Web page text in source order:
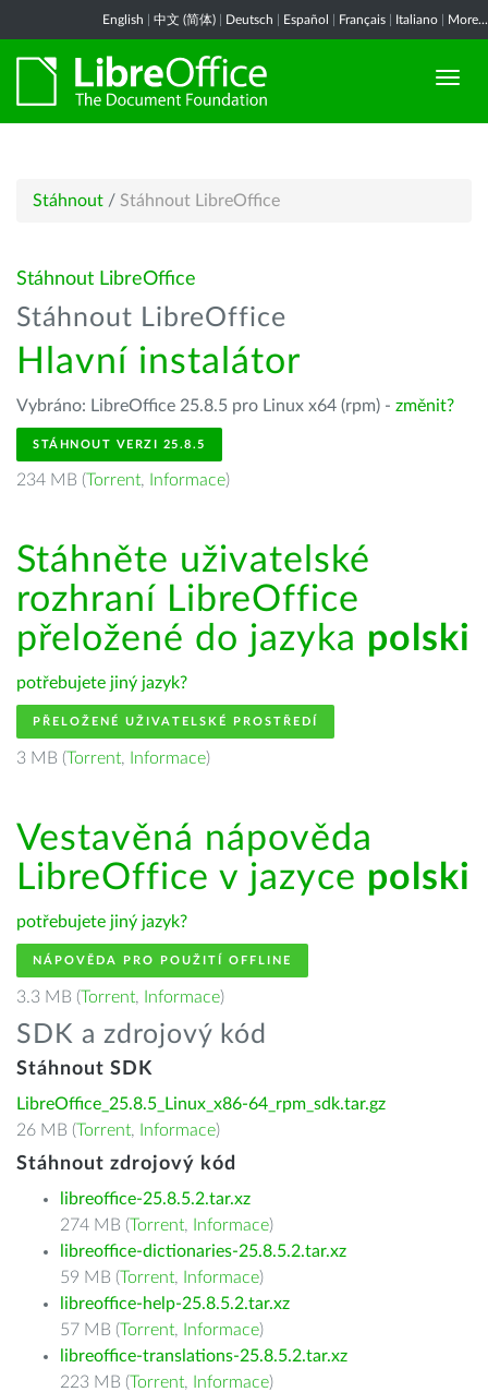
English 中文 (简体) Deutsch Español Français Italiano More...
Stáhnout / Stáhnout LibreOffice
Stáhnout LibreOffice
Stáhnout LibreOffice
Hlavní instalátor
Vybráno: LibreOffice 25.8.5 pro Linux x64 (rpm) - změnit?
STÁHNOUT VERZI 25.8.5
234 MB (Torrent, Informace)
Stáhněte uživatelské
rozhraní LibreOffice
přeložené do jazyka polski
potřebujete jiný jazyk?
PŘELOŽENÉ UŽIVATELSKÉ PROSTŘEDÍ
3 MB (Torrent, Informace)
Vestavěná nápověda
LibreOffice v jazyce polski
potřebujete jiný jazyk?
NÁPOVĚDA PRO POUŽITÍ OFFLINE
3.3 MB (Torrent, Informace)
SDK a zdrojový kód
Stáhnout SDK
LibreOffice_25.8.5_Linux_x86-64_rpm_sdk.tar.gz
26 MB (Torrent, Informace)
Stáhnout zdrojový kód
libreoffice-25.8.5.2.tar.xz
274 MB (Torrent, Informace)
libreoffice-dictionaries-25.8.5.2.tar.xz
59 MB (Torrent, Informace)
libreoffice-help-25.8.5.2.tar.xz
57 MB (Torrent, Informace)
libreoffice-translations-25.8.5.2.tar.xz
223 MB (Torrent, Informace)